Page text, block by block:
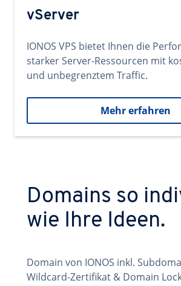
vServer
IONOS VPS bietet Ihnen die
starker Server-Ressourcen mit
und unbegrenztem Traffic.
Mehr erfahren
Domains so
wie Ihre Ideen.
Domain von IONOS inkl.
Wildcard-Zertifikat & Domain